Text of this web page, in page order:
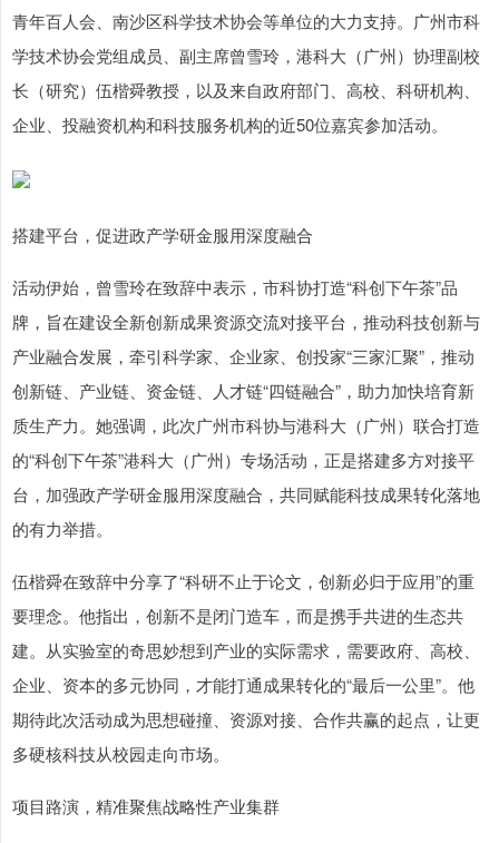
青年百人会、南沙区科学技术协会等单位的大力支持。广州市科
学技术协会党组成员、副主席曾雪玲，港科大（广州）协理副校
长（研究）伍楷舜教授，以及来自政府部门、高校、科研机构、
企业、投融资机构和科技服务机构的近50位嘉宾参加活动。
搭建平台，促进政产学研金服用深度融合
活动伊始，曾雪玲在致辞中表示，市科协打造“科创下午茶”品
牌，旨在建设全新创新成果资源交流对接平台，推动科技创新与
产业融合发展，牵引科学家、企业家、创投家“三家汇聚”，推动
创新链、产业链、资金链、人才链“四链融合”，助力加快培育新
质生产力。她强调，此次广州市科协与港科大（广州）联合打造
的“科创下午茶”港科大（广州）专场活动，正是搭建多方对接平
台，加强政产学研金服用深度融合，共同赋能科技成果转化落地
的有力举措。
伍楷舜在致辞中分享了“科研不止于论文，创新必归于应用”的重
要理念。他指出，创新不是闭门造车，而是携手共进的生态共
建。从实验室的奇思妙想到产业的实际需求，需要政府、高校、
企业、资本的多元协同，才能打通成果转化的“最后一公里”。他
期待此次活动成为思想碰撞、资源对接、合作共赢的起点，让更
多硬核科技从校园走向市场。
项目路演，精准聚焦战略性产业集群